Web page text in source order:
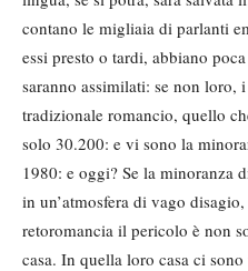
contano le migliaia di parlanti
essi presto o tardi, abbiano
saranno assimilati: se non
tradizionale romancio, quello
solo 30.200: e vi sono la
1980: e oggi? Se la minoranza
in un’atmosfera di vago
retoromancia il pericolo è non
casa. In quella loro casa ci